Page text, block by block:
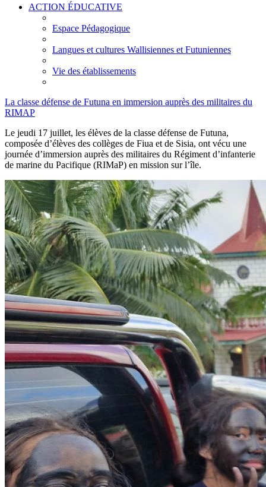
ACTION ÉDUCATIVE
Espace Pédagogique
Langues et cultures Wallisiennes et Futuniennes
Vie des établissements
La classe défense de Futuna en immersion auprès des militaires du
RIMAP
Le jeudi 17 juillet, les élèves de la classe défense de Futuna,
composée d’élèves des collèges de Fiua et de Sisia, ont vécu une
journée d’immersion auprès des militaires du Régiment d’infanterie
de marine du Pacifique (RIMaP) en mission sur l’île.